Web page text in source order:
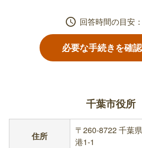
schedule 回答時間の目安：
必要な手続きを確
千葉市役所
住所
〒260-8722 千葉
港1-1